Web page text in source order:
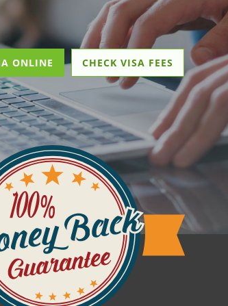
ONLINE CHECK VISA FEES